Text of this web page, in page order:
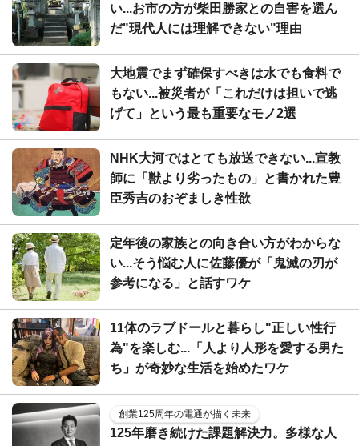
い...お市の方が柴田勝家との自害を選ん
だ"現代人には理解できない"理由
大地震でまず確保すべきは水でも食料で
もない...被災者が「これだけは担いで逃
げて」という最も重要なモノ2選
NHK大河ではとても放送できない...宣教
師に「獣より劣ったもの」と書かれた豊
臣秀吉のおぞましき性欲
定年後の家族との向き合い方がわからな
い...そう悩む人に佐藤優が「鬼滅の刃が
参考になる」と話すワケ
11体のラブドールと暮らし"正しい性行
為"を楽しむ...「人より人形を愛する男た
ち」が奇妙な生活を始めたワケ
創業125周年の電通が描く未来
125年磨き続けた課題解決力。多様な人